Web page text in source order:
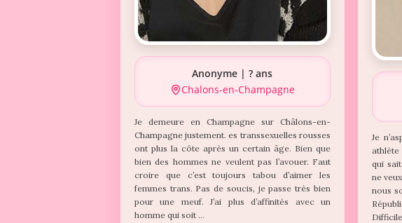
Anonyme | ? ans
Chalons-en-Champagne
Je demeure en Champagne sur Châlons-en-
Champagne justement. es transsexuelles rousses
ont plus la côte après un certain âge. Bien que
bien des hommes ne veulent pas l’avouer. Faut
croire que c’est toujours tabou d’aimer les
femmes trans. Pas de soucis, je passe très bien
pour une meuf. J’ai plus d’affinités avec un
homme qui soit …
Je
athlète
qui
ne
nous